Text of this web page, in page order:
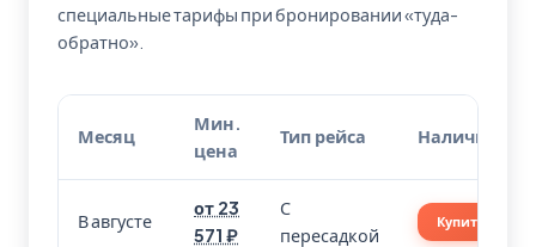
специальные тарифы при бронировании «туда-
обратно».
Месяц
Мин.
цена
Тип рейса Наличие
В августе
от 23
571 ₽
С
пересадкой
Купить